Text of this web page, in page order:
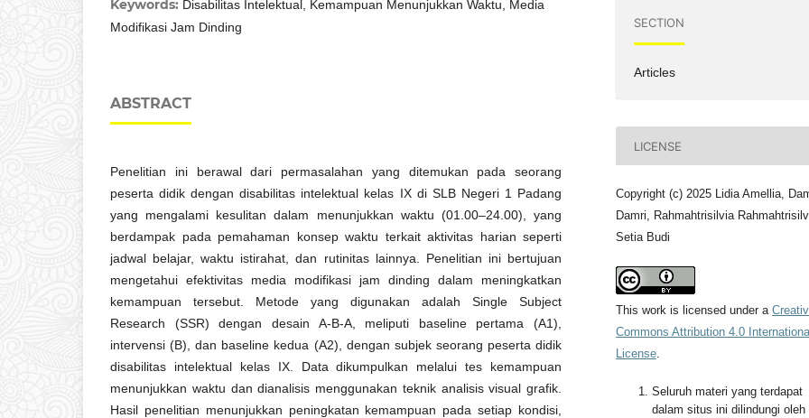
Keywords: Disabilitas Intelektual, Kemampuan Menunjukkan Waktu, Media
Modifikasi Jam Dinding
ABSTRACT
Penelitian ini berawal dari permasalahan yang ditemukan pada seorang
peserta didik dengan disabilitas intelektual kelas IX di SLB Negeri 1 Padang
yang mengalami kesulitan dalam menunjukkan waktu (01.00–24.00), yang
berdampak pada pemahaman konsep waktu terkait aktivitas harian seperti
jadwal belajar, waktu istirahat, dan rutinitas lainnya. Penelitian ini bertujuan
mengetahui efektivitas media modifikasi jam dinding dalam meningkatkan
kemampuan tersebut. Metode yang digunakan adalah Single Subject
Research (SSR) dengan desain A-B-A, meliputi baseline pertama (A1),
intervensi (B), dan baseline kedua (A2), dengan subjek seorang peserta didik
disabilitas intelektual kelas IX. Data dikumpulkan melalui tes kemampuan
menunjukkan waktu dan dianalisis menggunakan teknik analisis visual grafik.
Hasil penelitian menunjukkan peningkatan kemampuan pada setiap kondisi,
SECTION
Articles
LICENSE
Copyright (c) 2025 Lidia Amellia,
Damri, Rahmahtrisilvia
Setia Budi
This work is licensed under a
Commons Attribution 4.0
License.
Seluruh materi yang terdapat
dalam situs ini dilindungi oleh